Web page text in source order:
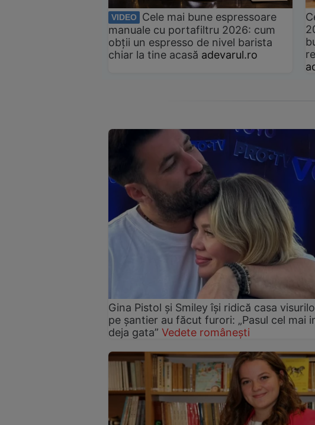
VIDEO
Cele mai bune espressoare
manuale cu portafiltru 2026: cum
obții un espresso de nivel barista
chiar la tine acasă adevarul.ro
Gina Pistol și Smiley își ridică casa
pe șantier au făcut furori: „Pasul cel mai
deja gata” Vedete românești